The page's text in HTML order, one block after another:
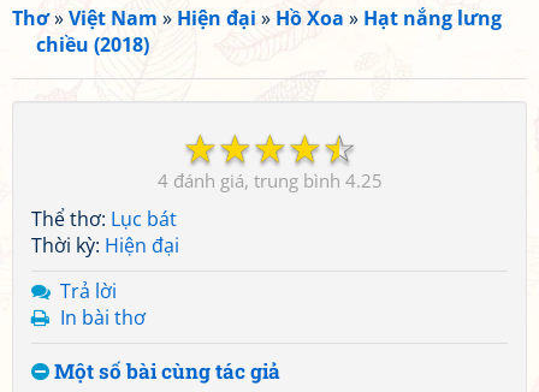
Thơ»Việt Nam » Hiện đại » Hồ Xoa » Hạt nắng lưng
chiều (2018)
☆
☆
☆
☆
☆
4 4.25
Thể thơ: Lục bát
Thời kỳ: Hiện đại
Trả lời
In bài thơ
Một số bài cùng tác giả